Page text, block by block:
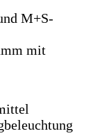
M+S-
mit